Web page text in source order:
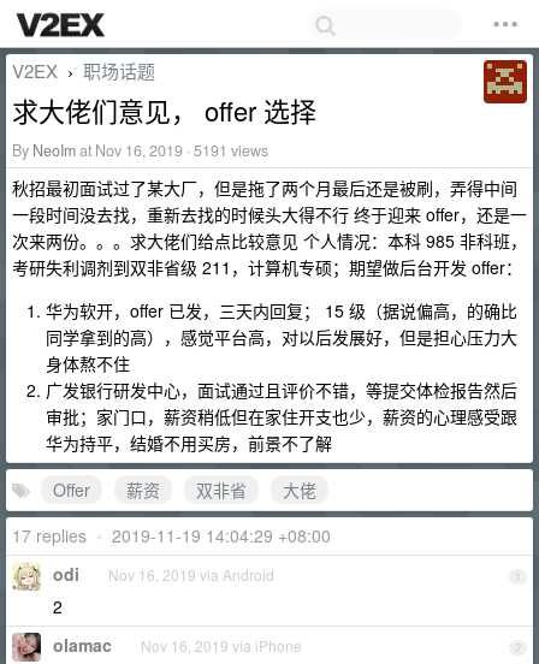
V2EX › 职场话题
求大佬们意见， offer 选择
By NeoImat Nov 16, 2019 · 5191 views
秋招最初面试过了某大厂，但是拖了两个月最后还是被刷，弄得中间
一段时间没去找，重新去找的时候头大得不行 终于迎来 offer，还是一
次来两份。。。求大佬们给点比较意见 个人情况：本科 985 非科班，
考研失利调剂到双非省级 211，计算机专硕；期望做后台开发 offer：
华为软开，offer 已发，三天内回复； 15 级（据说偏高，的确比
同学拿到的高），感觉平台高，对以后发展好，但是担心压力大
身体熬不住
广发银行研发中心，面试通过且评价不错，等提交体检报告然后
审批；家门口，薪资稍低但在家住开支也少，薪资的心理感受跟
华为持平，结婚不用买房，前景不了解
Offer
薪资 双非省
大佬
17 replies • 2019-11-19 14:04:29 +08:00
1
odi Nov 16, 2019 via Android
2
2
olamac Nov 16, 2019 via iPhone